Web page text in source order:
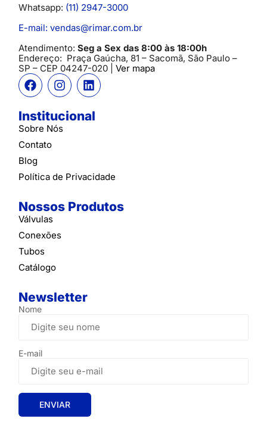
Whatsapp: (11) 2947-3000
E-mail: vendas@rimar.com.br
Atendimento: Seg a Sex das 8:00 às 18:00h
Endereço: Praça Gaúcha, 81 – Sacomã, São Paulo –
SP – CEP 04247-020 | Ver mapa
Institucional
Sobre Nós
Contato
Blog
Política de Privacidade
Nossos Produtos
Válvulas
Conexões
Tubos
Catálogo
Newsletter
Nome
E-mail